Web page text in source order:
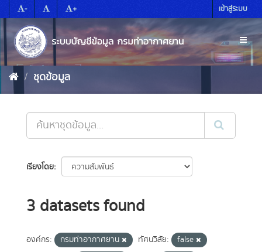
to
content
- + เข้าสู่ระบบ
ชุดข้อมูล
เรียงโดย
3 datasets found
องค์กร: กรมท่าอากาศยาน ทัศนวิสัย:
false